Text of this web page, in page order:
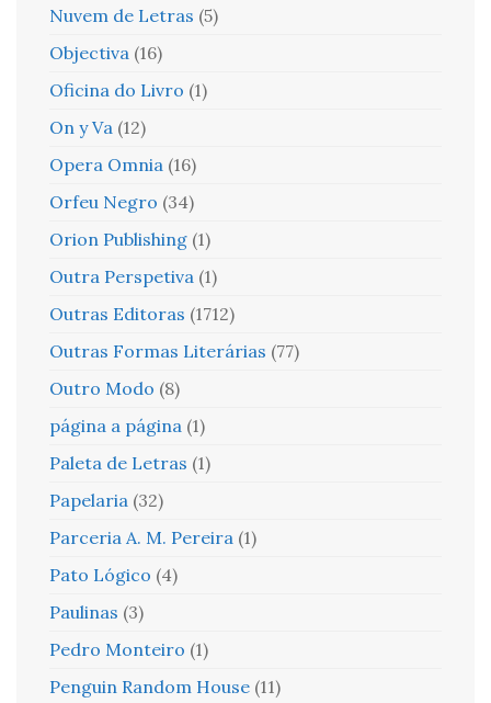
Nuvem de Letras (5)
Objectiva (16)
Oficina do Livro (1)
On y Va (12)
Opera Omnia (16)
Orfeu Negro (34)
Orion Publishing (1)
Outra Perspetiva (1)
Outras Editoras (1712)
Outras Formas Literárias (77)
Outro Modo (8)
página a página (1)
Paleta de Letras (1)
Papelaria (32)
Parceria A. M. Pereira (1)
Pato Lógico (4)
Paulinas (3)
Pedro Monteiro (1)
Penguin Random House (11)